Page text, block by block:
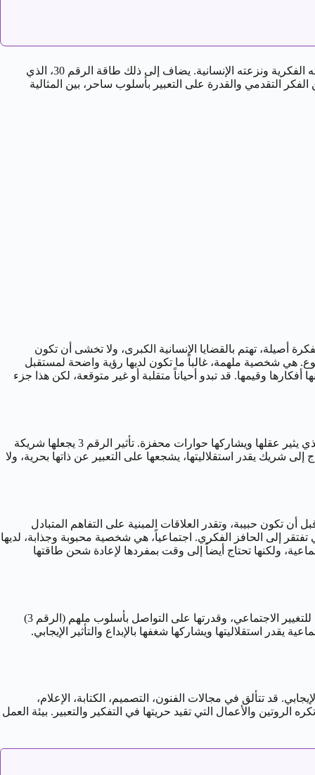
، البرج الهوائي المعروف بأصالته الفكرية ونزعته الإنسانية. يضاف إلى ذلك طاقة الرقم 30، الذي
بين الفكر التقدمي والقدرة على التعبير بأسلوب ساحر، بين المثالية
عمق برجها الهوائي. كدلو، هي مفكرة أصيلة، تهتم بالقضايا الإنسانية الكبرى، ولا تخشى أن تكون
والتنوع. هي شخصية ملهمة، غالباً ما تكون لديها رؤية واضحة لمستقبل
أفكارها وقيمها. قد تبدو أحياناً متقلبة أو غير متوقعة، لكن هذا جزء
في حياتها الجنسية، تبحث امرأة 30 يناير عن علاقة تتجاوز الجانب الجسدي لتشمل التوافق الفكري والروحي (الدلو). هي منجذبة إلى الشريك الذي يثير عقلها ويشاركها حوارات محفزة. تأثير الرقم 3 يجعلها شريكة
شريك يقدر استقلاليتها، يشجعها على التعبير عن ذاتها بحرية، ولا
قبل أن تكون حبيبة، وتقدر العلاقات المبنية على التفاهم المتبادل
أو التي تفتقر إلى الحافز الفكري. اجتماعياً، هي شخصية محبوبة وجذابة، لديها
بالتجمعات والنقاشات الجماعية، ولكنها تحتاج أيضاً إلى وقت بمفردها لإعادة شحن طاقتها
“دينا”، المولودة في 30 يناير، فنانة تشكيلية وناشطة في مجال تعزيز التعليم الفني في المجتمعات المهمشة. رؤيتها الدلوية لمستقبل الفن كأداة للتغيير الاجتماعي، وقدرتها على التواصل بأسلوب ملهم (الرقم 3)
استقلاليتها ويشاركها شغفها بالإبداع والتأثير الإيجابي.
إبداعها (الدلو والرقم 3)، مهاراتها التواصلية (عطارد والرقم 3)، ورغبتها في التأثير الإيجابي. قد تتألق في مجالات الفنون، التصميم، الكتابة، الإعلام،
والأعمال التي تقيد حريتها في التفكير والتعبير. بيئة العمل